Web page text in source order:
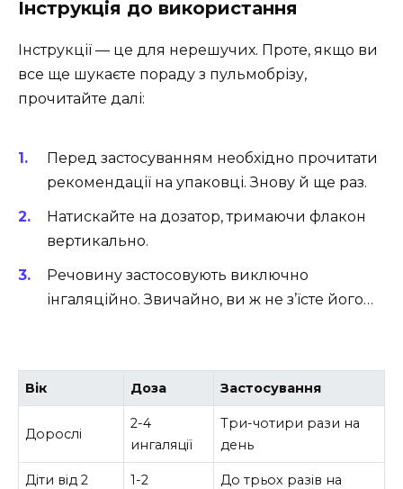
Інструкція до використання
Інструкції — це для нерешучих. Проте, якщо ви
все ще шукаєте пораду з пульмобрізу,
прочитайте далі:
Перед застосуванням необхідно прочитати
рекомендації на упаковці. Знову й ще раз.
Натискайте на дозатор, тримаючи флакон
вертикально.
Речовину застосовують виключно
інгаляційно. Звичайно, ви ж не з’їсте його…
Вік Доза Застосування
Дорослі
2-4
ингаляції
Три-чотири рази на
день
Діти від 2
1-2
До трьох разів на